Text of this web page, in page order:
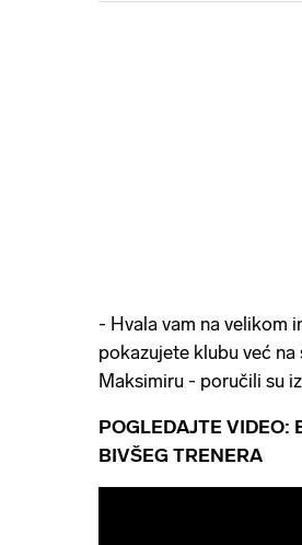
- Hvala vam na velikom
pokazujete klubu već
Maksimiru - poručili su
POGLEDAJTE VIDEO:
BIVŠEG TRENERA